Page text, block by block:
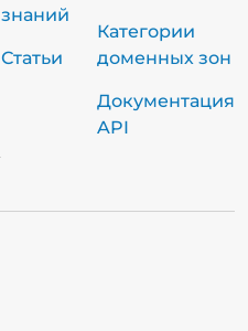
знаний
Статьи
Категории
доменных зон
Документация
API